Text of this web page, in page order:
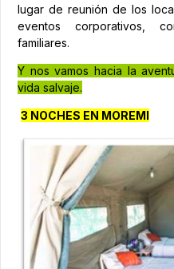
lugar de reunión de los
eventos corporativos,
familiares.
Y nos vamos hacia la
vida salvaje.
3 NOCHES EN MOREMI